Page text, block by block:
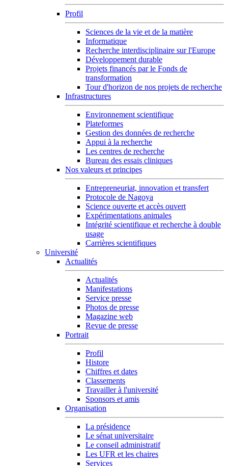
Profil
Sciences de la vie et de la matière
Informatique
Recherche interdisciplinaire sur l'Europe
Développement durable
Projets financés par le Fonds de
transformation
Tour d'horizon de nos projets de recherche
Infrastructures
Environnement scientifique
Plateformes
Gestion des données de recherche
Appui à la recherche
Les centres de recherche
Bureau des essais cliniques
Nos valeurs et principes
Entrepreneuriat, innovation et transfert
Protocole de Nagoya
Science ouverte et accès ouvert
Expérimentations animales
Intégrité scientifique et recherche à double
usage
Carrières scientifiques
Université
Actualités
Actualités
Manifestations
Service presse
Photos de presse
Magazine web
Revue de presse
Portrait
Profil
Histore
Chiffres et dates
Classements
Travailler à l'université
Sponsors et amis
Organisation
La présidence
Le sénat universitaire
Le conseil administratif
Les UFR et les chaires
Services